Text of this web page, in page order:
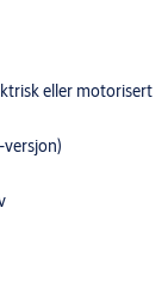
eller motorisert